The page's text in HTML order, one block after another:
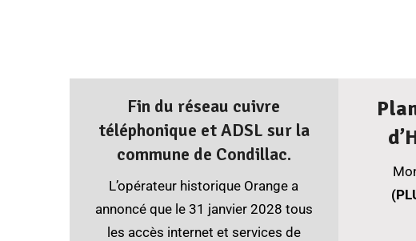
Fin du réseau cuivre
téléphonique et ADSL sur la
commune de Condillac.
L’opérateur historique Orange a
annoncé que le 31 janvier 2028 tous
les accès internet et services de